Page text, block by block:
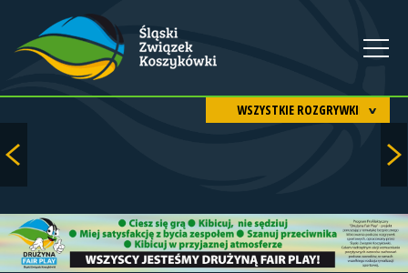
WSZYSTKIE ROZGRYWKI